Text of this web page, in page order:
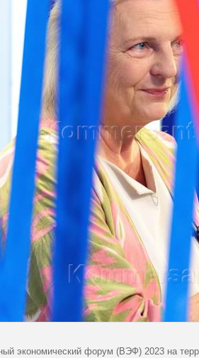
экономический форум (ВЭФ) 2023 на